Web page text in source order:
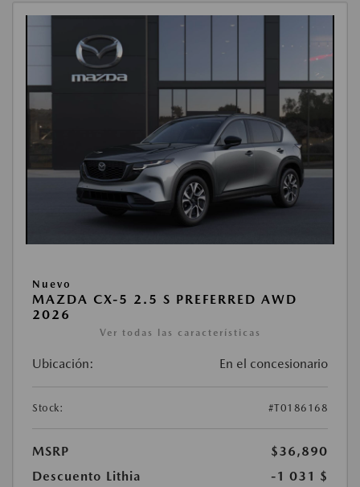
Nuevo
MAZDA CX-5 2.5 S PREFERRED AWD
2026
Ver todas las características
Ubicación: En el concesionario
Stock: #T0186168
MSRP
$36,890
Descuento Lithia
-1 031 $